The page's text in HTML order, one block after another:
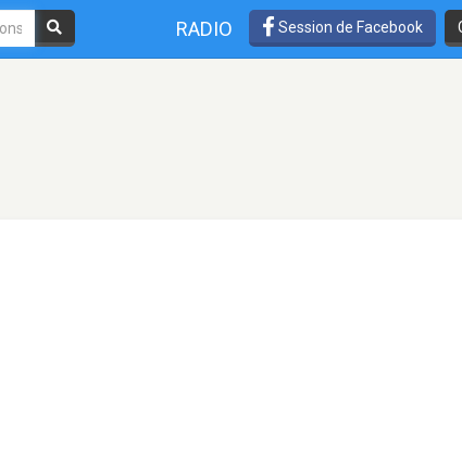
RADIO Session de Facebook